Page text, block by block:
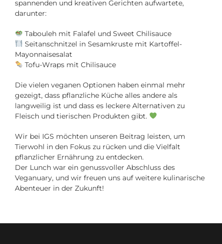
spannenden und kreativen Gerichten aufwartete,
darunter:
Tabouleh mit Falafel und Sweet Chilisauce
Seitanschnitzel in Sesamkruste mit Kartoffel-
Mayonnaisesalat
Tofu-Wraps mit Chilisauce
Die vielen veganen Optionen haben einmal mehr
gezeigt, dass pflanzliche Küche alles andere als
langweilig ist und dass es leckere Alternativen zu
Fleisch und tierischen Produkten gibt.
Wir bei IGS möchten unseren Beitrag leisten, um
Tierwohl in den Fokus zu rücken und die Vielfalt
pflanzlicher Ernährung zu entdecken.
Der Lunch war ein genussvoller Abschluss des
Veganuary, und wir freuen uns auf weitere kulinarische
Abenteuer in der Zukunft!